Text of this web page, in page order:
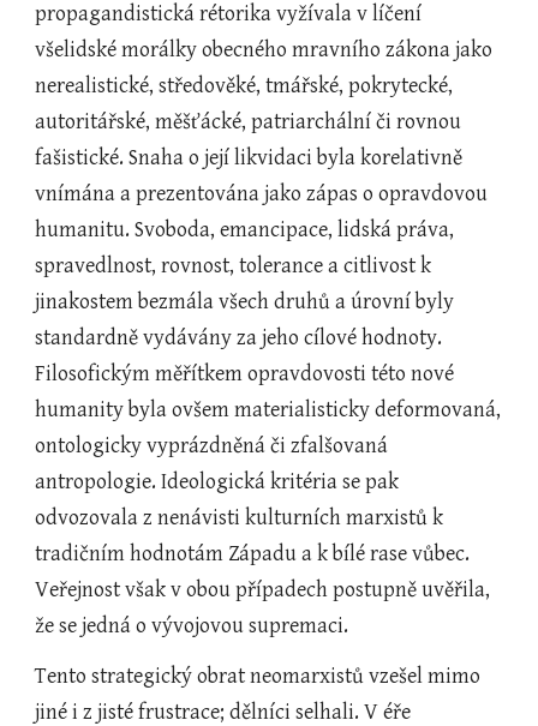
propagandistická rétorika vyžívala v líčení
všelidské morálky obecného mravního zákona jako
nerealistické, středověké, tmářské, pokrytecké,
autoritářské, měšťácké, patriarchální či rovnou
fašistické. Snaha o její likvidaci byla korelativně
vnímána a prezentována jako zápas o opravdovou
humanitu. Svoboda, emancipace, lidská práva,
spravedlnost, rovnost, tolerance a citlivost k
jinakostem bezmála všech druhů a úrovní byly
standardně vydávány za jeho cílové hodnoty.
Filosofickým měřítkem opravdovosti této nové
humanity byla ovšem materialisticky deformovaná,
ontologicky vyprázdněná či zfalšovaná
antropologie. Ideologická kritéria se pak
odvozovala z nenávisti kulturních marxistů k
tradičním hodnotám Západu a k bílé rase vůbec.
Veřejnost však v obou případech postupně uvěřila,
že se jedná o vývojovou supremaci.
Tento strategický obrat neomarxistů vzešel mimo
jiné i z jisté frustrace; dělníci selhali. V éře